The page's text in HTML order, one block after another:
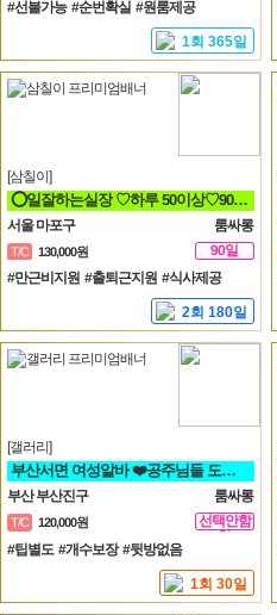
#선불가능 #순번확실 #원룸제공
1회 365일
[삼칠이]
⭕일잘하는실장 ♡하루 50이상♡90분♡ 당일지급♡훈훈⭕
서울 마포구 룸싸롱
T/C 130,000원
90일
#만근비지원 #출퇴근지원 #식사제공
2회 180일
[갤러리]
부산서면 여성알바 ❤️공주님들 도와주세요^^❤️
부산 부산진구 룸싸롱
T/C 120,000원
선택안함
일
#팁별도 #개수보장 #뒷방없음
1회 30일